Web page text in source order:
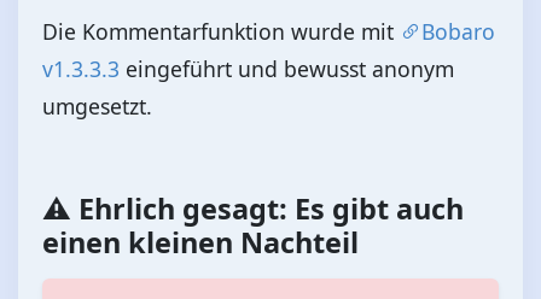
Die Kommentarfunktion wurde mit
Bobaro
v1.3.3.3 eingeführt und bewusst anonym
umgesetzt.
⚠️ Ehrlich gesagt: Es gibt auch
einen kleinen Nachteil